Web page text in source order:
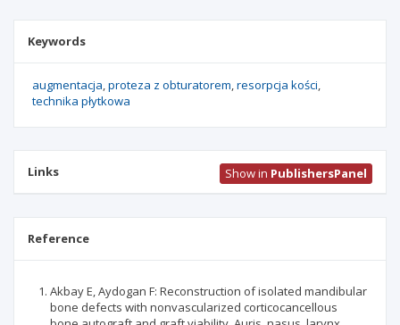
Keywords
augmentacja proteza z obturatorem resorpcja kości
technika płytkowa
Links Show in PublishersPanel
Reference
Akbay E, Aydogan F: Reconstruction of isolated mandibular
bone defects with nonvascularized corticocancellous